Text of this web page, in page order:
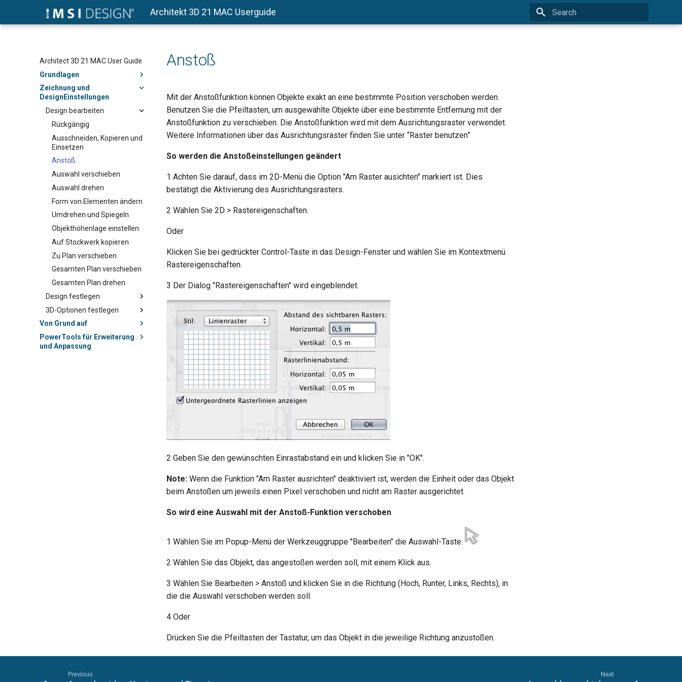
Architekt 3D 21 MAC Userguide
Architect 3D 21 MAC User Guide
Grundlagen
Zeichnung und
DesignEinstellungen
Design bearbeiten
Rückgängig
Ausschneiden, Kopieren und
Einsetzen
Anstoß
Auswahl verschieben
Auswahl drehen
Form von Elementen ändern
Umdrehen und Spiegeln
Objekthöhenlage einstellen
Auf Stockwerk kopieren
Zu Plan verschieben
Gesamten Plan verschieben
Gesamten Plan drehen
Design festlegen
3D-Optionen festlegen
Von Grund auf
PowerTools für Erweiterung
und Anpassung
Anstoß
Mit der Anstoßfunktion können Objekte exakt an eine bestimmte Position verschoben werden.
Benutzen Sie die Pfeiltasten, um ausgewählte Objekte über eine bestimmte Entfernung mit der
Anstoßfunktion zu verschieben. Die Anstoßfunktion wird mit dem Ausrichtungsraster verwendet.
Weitere Informationen über das Ausrichtungsraster finden Sie unter “Raster benutzen”
So werden die Anstoßeinstellungen geändert
1 Achten Sie darauf, dass im 2D-Menü die Option "Am Raster ausichten" markiert ist. Dies
bestätigt die Aktivierung des Ausrichtungsrasters.
2 Wählen Sie 2D > Rastereigenschaften.
Oder
Klicken Sie bei gedrückter Control-Taste in das Design-Fenster und wählen Sie im Kontextmenü
Rastereigenschaften.
3 Der Dialog "Rastereigenschaften" wird eingeblendet.
2 Geben Sie den gewünschten Einrastabstand ein und klicken Sie in "OK".
Note: Wenn die Funktion "Am Raster ausrichten" deaktiviert ist, werden die Einheit oder das Objekt
beim Anstoßen um jeweils einen Pixel verschoben und nicht am Raster ausgerichtet.
So wird eine Auswahl mit der Anstoß-Funktion verschoben
1 Wählen Sie im Popup-Menü der Werkzeuggruppe "Bearbeiten" die Auswahl-Taste.
2 Wählen Sie das Objekt, das angestoßen werden soll, mit einem Klick aus.
3 Wählen Sie Bearbeiten > Anstoß und klicken Sie in die Richtung (Hoch, Runter, Links, Rechts), in
die die Auswahl verschoben werden soll.
4 Oder
Drücken Sie die Pfeiltasten der Tastatur, um das Objekt in die jeweilige Richtung anzustoßen.
Previous Next